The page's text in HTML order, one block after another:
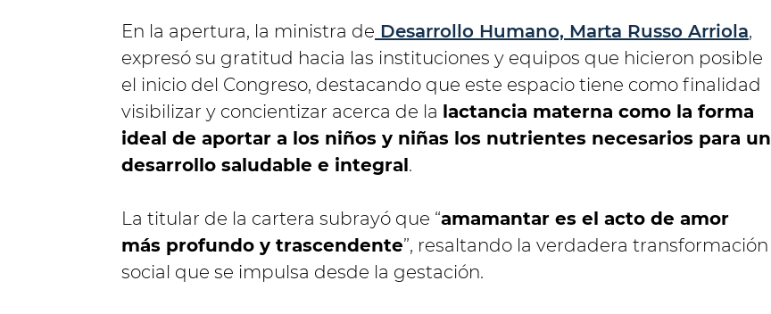
En la apertura, la ministra de Desarrollo Humano, Marta Russo Arriola,
expresó su gratitud hacia las instituciones y equipos que hicieron posible
el inicio del Congreso, destacando que este espacio tiene como finalidad
visibilizar y concientizar acerca de la lactancia materna como la forma
ideal de aportar a los niños y niñas los nutrientes necesarios para un
desarrollo saludable e integral.
La titular de la cartera subrayó que “amamantar es el acto de amor
más profundo y trascendente”, resaltando la verdadera transformación
social que se impulsa desde la gestación.